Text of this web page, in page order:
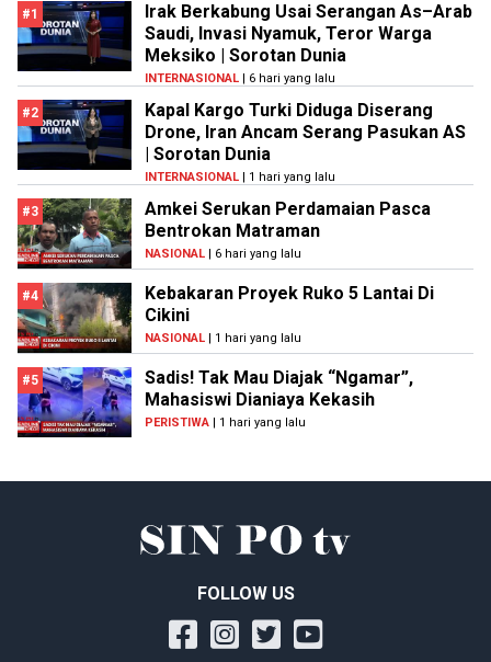
#1
Irak Berkabung Usai Serangan As–Arab
Saudi, Invasi Nyamuk, Teror Warga
Meksiko | Sorotan Dunia
INTERNASIONAL | 6 hari yang lalu
#2
Kapal Kargo Turki Diduga Diserang
Drone, Iran Ancam Serang Pasukan AS
| Sorotan Dunia
INTERNASIONAL | 1 hari yang lalu
#3
Amkei Serukan Perdamaian Pasca
Bentrokan Matraman
NASIONAL | 6 hari yang lalu
#4
Kebakaran Proyek Ruko 5 Lantai Di
Cikini
NASIONAL | 1 hari yang lalu
#5
Sadis! Tak Mau Diajak “Ngamar”,
Mahasiswi Dianiaya Kekasih
PERISTIWA | 1 hari yang lalu
FOLLOW US